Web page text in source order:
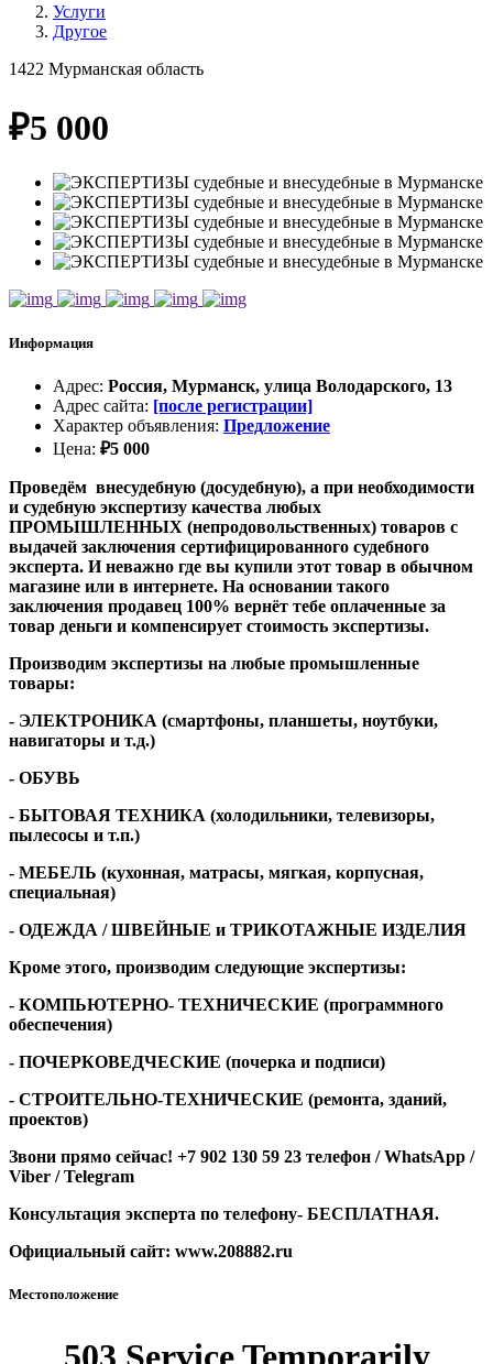
Услуги
Другое
1422 Мурманская область
₽5 000
Информация
Адрес: Россия, Мурманск, улица Володарского, 13
Адрес сайта: [после регистрации]
Характер объявления: Предложение
Цена: ₽5 000
Проведём внесудебную (досудебную), а при необходимости
и судебную экспертизу качества любых
ПРОМЫШЛЕННЫХ (непродовольственных) товаров с
выдачей заключения сертифицированного судебного
эксперта. И неважно где вы купили этот товар в обычном
магазине или в интернете. На основании такого
заключения продавец 100% вернёт тебе оплаченные за
товар деньги и компенсирует стоимость экспертизы.
Производим экспертизы на любые промышленные
товары:
- ЭЛЕКТРОНИКА (смартфоны, планшеты, ноутбуки,
навигаторы и т.д.)
- ОБУВЬ
- БЫТОВАЯ ТЕХНИКА (холодильники, телевизоры,
пылесосы и т.п.)
- МЕБЕЛЬ (кухонная, матрасы, мягкая, корпусная,
специальная)
- ОДЕЖДА / ШВЕЙНЫЕ и ТРИКОТАЖНЫЕ ИЗДЕЛИЯ
Кроме этого, производим следующие экспертизы:
- КОМПЬЮТЕРНО- ТЕХНИЧЕСКИЕ (программного
обеспечения)
- ПОЧЕРКОВЕДЧЕСКИЕ (почерка и подписи)
- СТРОИТЕЛЬНО-ТЕХНИЧЕСКИЕ (ремонта, зданий,
проектов)
Звони прямо сейчас! +7 902 130 59 23 телефон /WhatsApp /
Viber /Telegram
Консультация эксперта по телефону- БЕСПЛАТНАЯ.
Официальный сайт: www.208882.ru
Местоположение